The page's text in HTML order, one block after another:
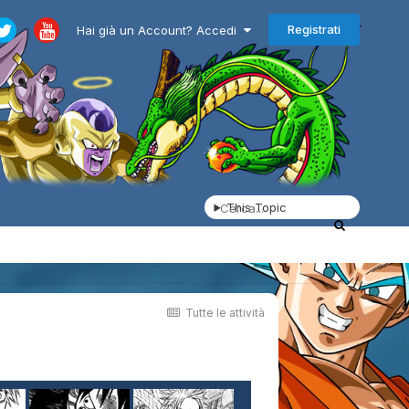
Hai già un Account? Accedi Registrati
This Topic
Tutte le attività